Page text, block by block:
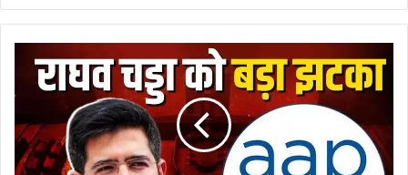
Chadha
चड्डा
को
बड़ा